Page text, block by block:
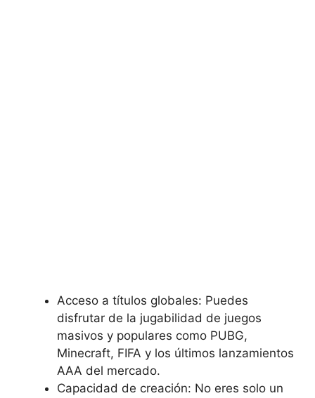
Acceso a títulos globales: Puedes
disfrutar de la jugabilidad de juegos
masivos y populares como PUBG,
Minecraft, FIFA y los últimos lanzamientos
AAA del mercado.
Capacidad de creación: No eres solo un